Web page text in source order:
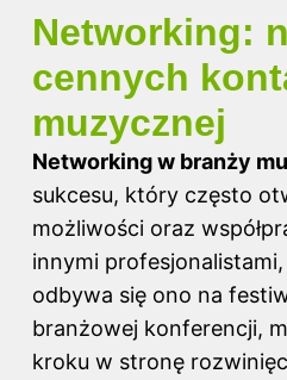
Networking:
cennych
muzycznej
Networking w branży
sukcesu, który często
możliwości oraz
innymi
odbywa się ono na
branżowej konferencji,
kroku w stronę